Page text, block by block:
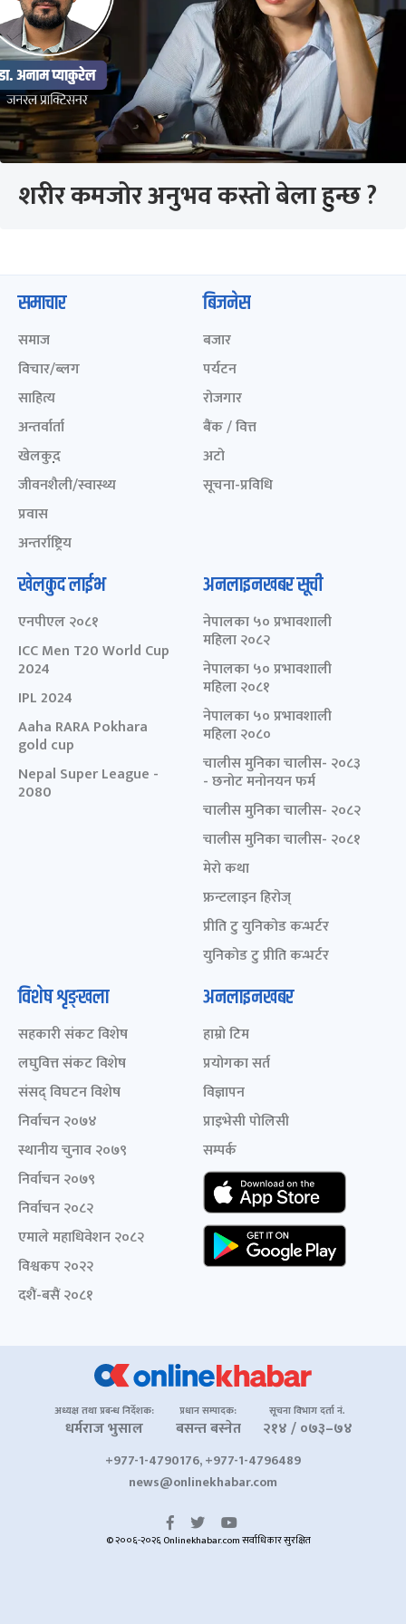
शरीर कमजोर अनुभव कस्तो बेला हुन्छ ?
समाचार
समाज
विचार/ब्लग
साहित्य
अन्तर्वार्ता
खेलकुद़़
जीवनशैली/स्वास्थ्य
प्रवास
अन्तर्राष्ट्रिय
बिजनेस
बजार
पर्यटन
रोजगार
बैंक / वित्त
अटो
सूचना-प्रविधि
खेलकुद लाईभ
एनपीएल २०८१
ICC Men T20 World Cup
2024
IPL 2024
Aaha RARA Pokhara
gold cup
Nepal Super League -
2080
अनलाइनखबर सूची
नेपालका ५० प्रभावशाली
महिला २०८२
नेपालका ५० प्रभावशाली
महिला २०८१
नेपालका ५० प्रभावशाली
महिला २०८०
चालीस मुनिका चालीस- २०८३
- छनोट मनोनयन फर्म
चालीस मुनिका चालीस- २०८२
चालीस मुनिका चालीस- २०८१
मेरो कथा
फ्रन्टलाइन हिरोज्
प्रीति टु युनिकोड कन्भर्टर
युनिकोड टु प्रीति कन्भर्टर
विशेष शृङ्खला
सहकारी संकट विशेष
लघुवित्त संकट विशेष
संसद् विघटन विशेष
निर्वाचन २०७४
स्थानीय चुनाव २०७९
निर्वाचन २०७९
निर्वाचन २०८२
एमाले महाधिवेशन २०८२
विश्वकप २०२२
दशैं-बसैं २०८१
अनलाइनखबर
हाम्रो टिम
प्रयोगका सर्त
विज्ञापन
प्राइभेसी पोलिसी
सम्पर्क
अध्यक्ष तथा प्रबन्ध निर्देशक:
धर्मराज भुसाल
प्रधान सम्पादक:
बसन्त बस्नेत
सूचना विभाग दर्ता नं.
२१४ / ०७३–७४
+977-1-4790176, +977-1-4796489
news@onlinekhabar.com
© २००६-२०२६ Onlinekhabar.com सर्वाधिकार सुरक्षित